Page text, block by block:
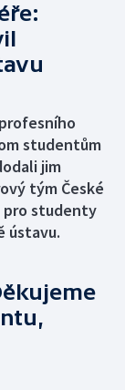
studentům
jim
tým České
pro studenty
ústavu.